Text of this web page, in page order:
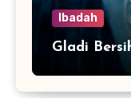
Ibadah
Gladi